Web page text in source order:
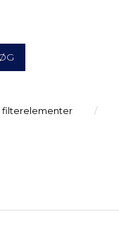
filterelementer